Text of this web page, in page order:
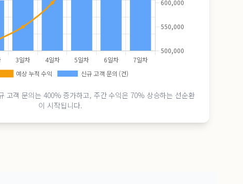
고객 문의는 400% 증가하고, 주간 수익은 70% 상승하는 선순환
이 시작됩니다.